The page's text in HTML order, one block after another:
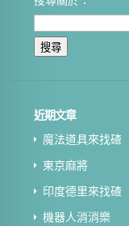
近期文章
魔法道具來找碴
東京麻將
印度德里來找碴
機器人消消樂